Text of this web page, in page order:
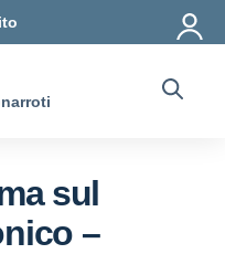
sul
–